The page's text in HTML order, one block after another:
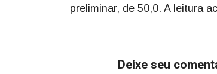
preliminar, de 50,0. A leitura
Deixe seu